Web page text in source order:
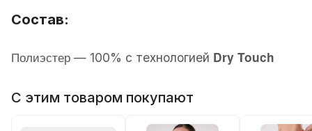
Состав:
Полиэстер — 100% с технологией Dry Touch
С этим товаром покупают